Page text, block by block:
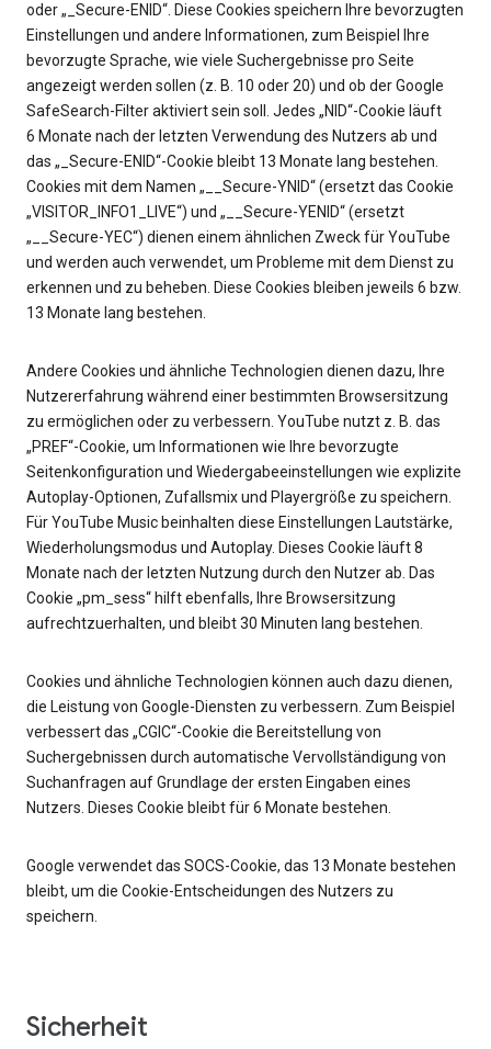
oder „_Secure-ENID“. Diese Cookies speichern Ihre bevorzugten
Einstellungen und andere Informationen, zum Beispiel Ihre
bevorzugte Sprache, wie viele Suchergebnisse pro Seite
angezeigt werden sollen (z. B. 10 oder 20) und ob der Google
SafeSearch-Filter aktiviert sein soll. Jedes „NID“-Cookie läuft
6 Monate nach der letzten Verwendung des Nutzers ab und
das „_Secure-ENID“-Cookie bleibt 13 Monate lang bestehen.
Cookies mit dem Namen „__Secure-YNID“ (ersetzt das Cookie
„VISITOR_INFO1_LIVE“) und „__Secure-YENID“ (ersetzt
„__Secure-YEC“) dienen einem ähnlichen Zweck für YouTube
und werden auch verwendet, um Probleme mit dem Dienst zu
erkennen und zu beheben. Diese Cookies bleiben jeweils 6 bzw.
13 Monate lang bestehen.
Andere Cookies und ähnliche Technologien dienen dazu, Ihre
Nutzererfahrung während einer bestimmten Browsersitzung
zu ermöglichen oder zu verbessern. YouTube nutzt z. B. das
„PREF“-Cookie, um Informationen wie Ihre bevorzugte
Seitenkonfiguration und Wiedergabeeinstellungen wie explizite
Autoplay-Optionen, Zufallsmix und Playergröße zu speichern.
Für YouTube Music beinhalten diese Einstellungen Lautstärke,
Wiederholungsmodus und Autoplay. Dieses Cookie läuft 8
Monate nach der letzten Nutzung durch den Nutzer ab. Das
Cookie „pm_sess“ hilft ebenfalls, Ihre Browsersitzung
aufrechtzuerhalten, und bleibt 30 Minuten lang bestehen.
Cookies und ähnliche Technologien können auch dazu dienen,
die Leistung von Google-Diensten zu verbessern. Zum Beispiel
verbessert das „CGIC“-Cookie die Bereitstellung von
Suchergebnissen durch automatische Vervollständigung von
Suchanfragen auf Grundlage der ersten Eingaben eines
Nutzers. Dieses Cookie bleibt für 6 Monate bestehen.
Google verwendet das SOCS-Cookie, das 13 Monate bestehen
bleibt, um die Cookie-Entscheidungen des Nutzers zu
speichern.
Sicherheit